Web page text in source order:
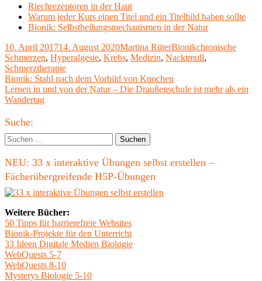
Riechrezeptoren in der Haut
Warum jeder Kurs einen Titel und ein Titelbild haben sollte
Bionik: Selbstheilungsmechanismen in der Natur
Veröffentlicht
am
10. April 201714. August 2020Autor
Martina RüterKategorien
BionikSchlagwörter
chronische
Schmerzen, Hyperalgesie, Krebs, Medizin, Nacktmull,
Schmerztherapie
Beitragsnavigation
Vorheriger
Beitrag:
Bionik: Stahl nach dem Vorbild von Knochen
Nächster
Beitrag
Lernen in und von der Natur – Die Draußenschule ist mehr als ein
Wandertag
Haupt-
Seitenleiste
Suche:
Suchen
nach:
NEU: 33 x interaktive Übungen selbst erstellen –
Fächerübergreifende H5P-Übungen
Weitere Bücher:
50 Tipps für barrierefreie Websites
Bionik-Projekte für den Unterricht
33 Ideen Digitale Medien Biologie
WebQuests 5-7
WebQuests 8-10
Mysterys Biologie 5-10